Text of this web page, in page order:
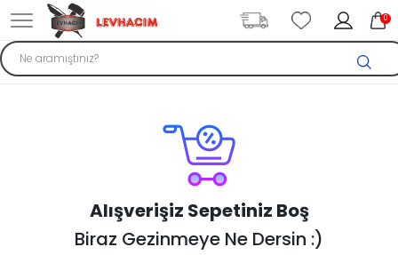
0
Alışverişiz Sepetiniz Boş
Biraz Gezinmeye Ne Dersin :)